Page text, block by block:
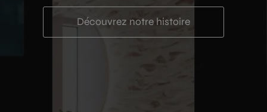
Découvrez notre histoire